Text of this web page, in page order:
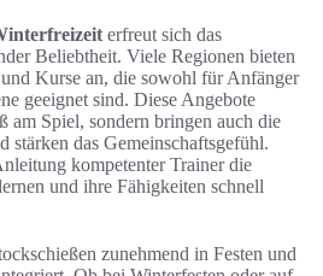
erfreut sich das
Beliebtheit. Viele Regionen bieten
Kurse an, die sowohl für Anfänger
geeignet sind. Diese Angebote
am Spiel, sondern bringen auch die
stärken das Gemeinschaftsgefühl.
kompetenter Trainer die
und ihre Fähigkeiten schnell
zunehmend in Festen und